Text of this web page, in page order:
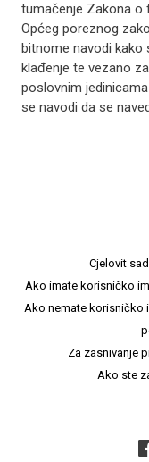
tumačenje Zakona o
Općeg poreznog
bitnome navodi kako
klađenje te vezano
poslovnim
se navodi da se
Cjelovit
Ako imate korisničko
Ako nemate korisničko
Za zasnivanje
Ako ste